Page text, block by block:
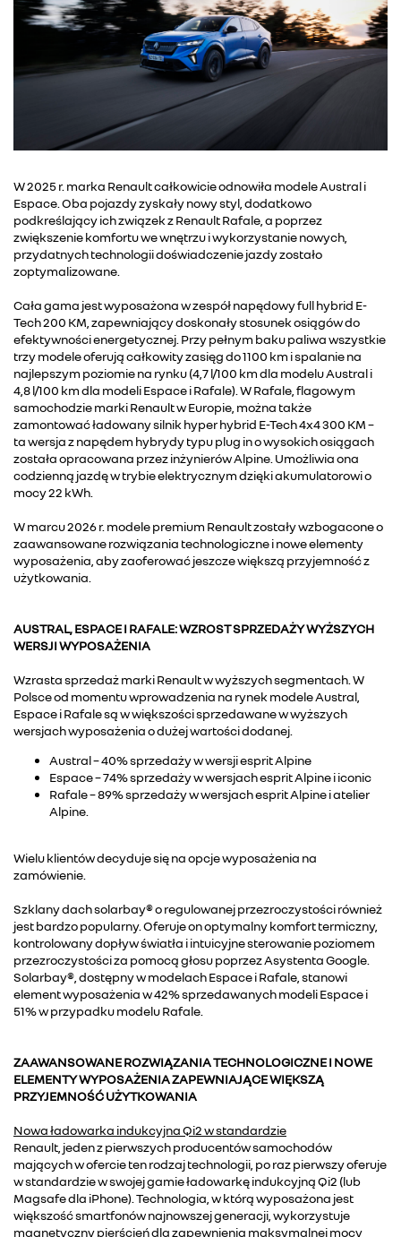
W 2025 r. marka Renault całkowicie odnowiła modele Austral i
Espace. Oba pojazdy zyskały nowy styl, dodatkowo
podkreślający ich związek z Renault Rafale, a poprzez
zwiększenie komfortu we wnętrzu i wykorzystanie nowych,
przydatnych technologii doświadczenie jazdy zostało
zoptymalizowane.
Cała gama jest wyposażona w zespół napędowy full hybrid E-
Tech 200 KM, zapewniający doskonały stosunek osiągów do
efektywności energetycznej. Przy pełnym baku paliwa wszystkie
trzy modele oferują całkowity zasięg do 1100 km i spalanie na
najlepszym poziomie na rynku (4,7 l/100 km dla modelu Austral i
4,8 l/100 km dla modeli Espace i Rafale). W Rafale, flagowym
samochodzie marki Renault w Europie, można także
zamontować ładowany silnik hyper hybrid E-Tech 4x4 300 KM –
ta wersja z napędem hybrydy typu plug in o wysokich osiągach
została opracowana przez inżynierów Alpine. Umożliwia ona
codzienną jazdę w trybie elektrycznym dzięki akumulatorowi o
mocy 22 kWh.
W marcu 2026 r. modele premium Renault zostały wzbogacone o
zaawansowane rozwiązania technologiczne i nowe elementy
wyposażenia, aby zaoferować jeszcze większą przyjemność z
użytkowania.
AUSTRAL, ESPACE I RAFALE: WZROST SPRZEDAŻY WYŻSZYCH
WERSJI WYPOSAŻENIA
Wzrasta sprzedaż marki Renault w wyższych segmentach. W
Polsce od momentu wprowadzenia na rynek modele Austral,
Espace i Rafale są w większości sprzedawane w wyższych
wersjach wyposażenia o dużej wartości dodanej.
Austral – 40% sprzedaży w wersji esprit Alpine
Espace – 74% sprzedaży w wersjach esprit Alpine i iconic
Rafale – 89% sprzedaży w wersjach esprit Alpine i atelier
Alpine.
Wielu klientów decyduje się na opcje wyposażenia na
zamówienie.
Szklany dach solarbay® o regulowanej przezroczystości również
jest bardzo popularny. Oferuje on optymalny komfort termiczny,
kontrolowany dopływ światła i intuicyjne sterowanie poziomem
przezroczystości za pomocą głosu poprzez Asystenta Google.
Solarbay®, dostępny w modelach Espace i Rafale, stanowi
element wyposażenia w 42% sprzedawanych modeli Espace i
51% w przypadku modelu Rafale.
ZAAWANSOWANE ROZWIĄZANIA TECHNOLOGICZNE I NOWE
ELEMENTY WYPOSAŻENIA ZAPEWNIAJĄCE WIĘKSZĄ
PRZYJEMNOŚĆ UŻYTKOWANIA
Nowa ładowarka indukcyjna Qi2 w standardzie
Renault, jeden z pierwszych producentów samochodów
mających w ofercie ten rodzaj technologii, po raz pierwszy oferuje
w standardzie w swojej gamie ładowarkę indukcyjną Qi2 (lub
Magsafe dla iPhone). Technologia, w którą wyposażona jest
większość smartfonów najnowszej generacji, wykorzystuje
magnetyczny pierścień dla zapewnienia maksymalnej mocy